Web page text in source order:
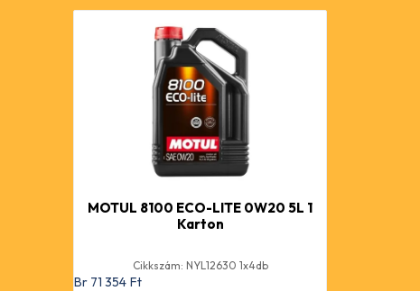
MOTUL 8100 ECO-LITE 0W20 5L 1
Karton
Cikkszám: NYL12630 1x4db
Br 71 354 Ft